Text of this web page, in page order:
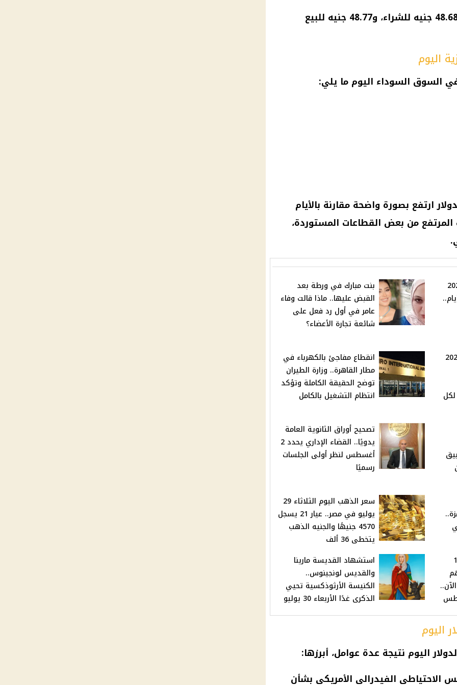
مصرف أبو ظبي الإسلامي: 48.68 جنيه للشراء، و48.77 جنيه للبيع
اليوم
السوق السوداء اليوم ما يلي:
ارتفع بصورة واضحة مقارنة بالأيام
من بعض القطاعات المستوردة،
2025
بنت مبارك في ورطة بعد
القبض عليها.. ماذا قالت وفاء
عامر في أول رد فعل على
شائعة تجارة الأعضاء؟
العامة 2025
انقطاع مفاجئ بالكهرباء في
مطار القاهرة.. وزارة الطيران
توضح الحقيقة الكاملة وتؤكد
انتظام التشغيل بالكامل
تصحيح أوراق الثانوية العامة
يدويًا.. القضاء الإداري يحدد 2
أغسطس لنظر أولى الجلسات
رسميًا
سعر الذهب اليوم الثلاثاء 29
يوليو في مصر.. عيار 21 يسجل
4570 جنيهًا والجنيه الذهب
يتخطى 36 ألف
19
استشهاد القديسة مارينا
والقديس لونجينوس..
الكنيسة الأرثوذكسية تحيي
الذكرى غدًا الأربعاء 30 يوليو
اليوم
اليوم نتيجة عدة عوامل، أبرزها:
الاحتياطي الفيدرالي الأمريكي بشأن